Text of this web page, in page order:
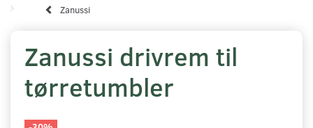
Zanussi
Zanussi drivrem til
tørretumbler